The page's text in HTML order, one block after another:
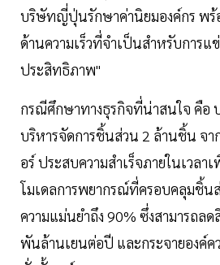
บริษัทญี่ปุ่นรักษาค่านิยมองค์กร พร้อ
ด้านความเร็วที่จำเป็นสำหรับการแ
ประสิทธิภาพ"
กรณีศึกษาทางธุรกิจที่น่าสนใจ คื
บริหารจัดการชิ้นส่วน 2 ล้านชิ้น จ
อร์ ประสบความสำเร็จภายในเวลา
โมเดลการพยากรณ์ที่ครอบคลุมชิ้น
ความแม่นยำถึง 90% ซึ่งสามารถลด
พันล้านเยนต่อปี และกระจายองค์ค